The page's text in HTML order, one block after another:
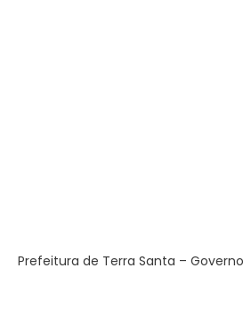
Prefeitura de Terra Santa –